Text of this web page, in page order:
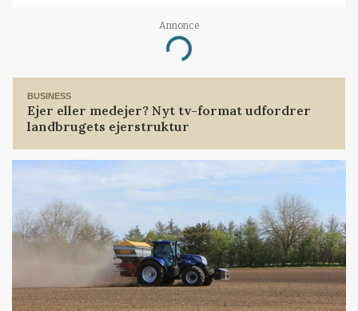
Annonce
Loading...
BUSINESS
Ejer eller medejer? Nyt tv-format udfordrer
landbrugets ejerstruktur